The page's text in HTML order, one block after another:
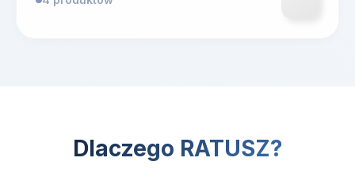
Dlaczego RATUSZ?